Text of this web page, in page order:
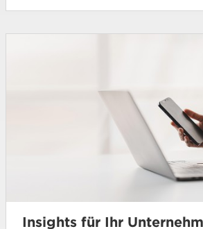
Insights für Ihr